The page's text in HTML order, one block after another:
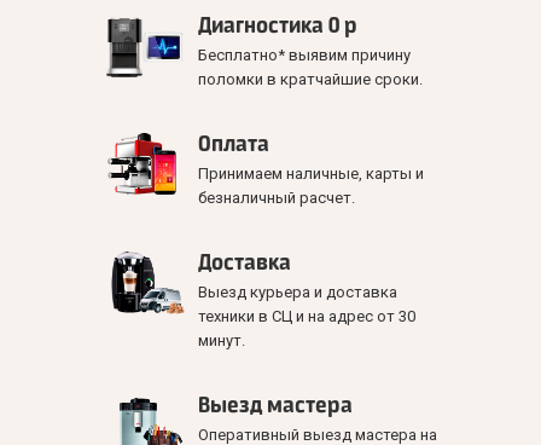
Диагностика 0 р
Бесплатно* выявим причину
поломки в кратчайшие сроки.
Оплата
Принимаем наличные, карты и
безналичный расчет.
Доставка
Выезд курьера и доставка
техники в СЦ и на адрес от 30
минут.
Выезд мастера
Оперативный выезд мастера на